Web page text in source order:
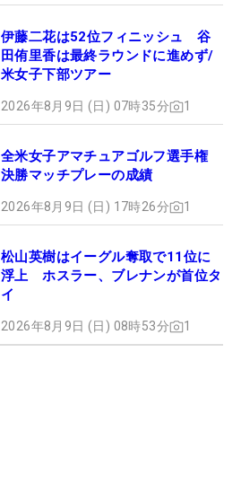
伊藤二花は52位フィニッシュ 谷
田侑里香は最終ラウンドに進めず/
米女子下部ツアー
2026年8月9日 (日) 07時35分 1
全米女子アマチュアゴルフ選手権
決勝マッチプレーの成績
2026年8月9日 (日) 17時26分 1
松山英樹はイーグル奪取で11位に
浮上 ホスラー、ブレナンが首位タ
イ
2026年8月9日 (日) 08時53分 1